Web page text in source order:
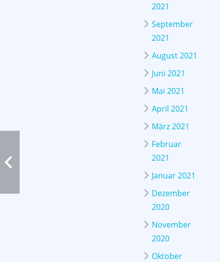
2021
September
2021
August 2021
Juni 2021
Mai 2021
April 2021
März 2021
Februar
2021
Januar 2021
Dezember
2020
November
2020
Oktober